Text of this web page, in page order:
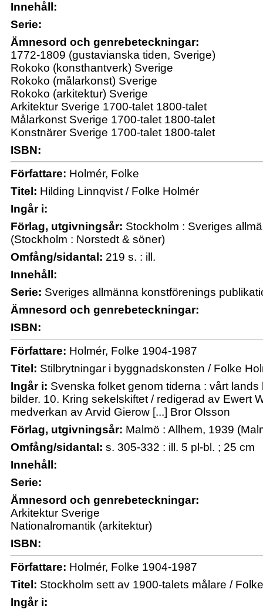
Innehåll:
Serie:
Ämnesord och genrebeteckningar:
1772-1809 (gustavianska tiden, Sverige)
Rokoko (konsthantverk) Sverige
Rokoko (målarkonst) Sverige
Rokoko (arkitektur) Sverige
Arkitektur Sverige 1700-talet 1800-talet
Målarkonst Sverige 1700-talet 1800-talet
Konstnärer Sverige 1700-talet 1800-talet
ISBN:
Författare: Holmér, Folke
Titel: Hilding Linnqvist / Folke Holmér
Ingår i:
Förlag, utgivningsår: Stockholm : Sveriges
(Stockholm : Norstedt & söner)
Omfång/sidantal: 219 s. : ill.
Innehåll:
Serie: Sveriges allmänna konstförenings
Ämnesord och genrebeteckningar:
ISBN:
Författare: Holmér, Folke 1904-1987
Titel: Stilbrytningar i byggnadskonsten / Folke
Ingår i: Svenska folket genom tiderna : vårt
bilder. 10. Kring sekelskiftet / redigerad av Ewert
medverkan av Arvid Gierow [...] Bror Olsson
Förlag, utgivningsår: Malmö : Allhem, 1939
Omfång/sidantal: s. 305-332 : ill. 5 pl-bl. ; 25 cm
Innehåll:
Serie:
Ämnesord och genrebeteckningar:
Arkitektur Sverige
Nationalromantik (arkitektur)
ISBN:
Författare: Holmér, Folke 1904-1987
Titel: Stockholm sett av 1900-talets målare /
Ingår i: